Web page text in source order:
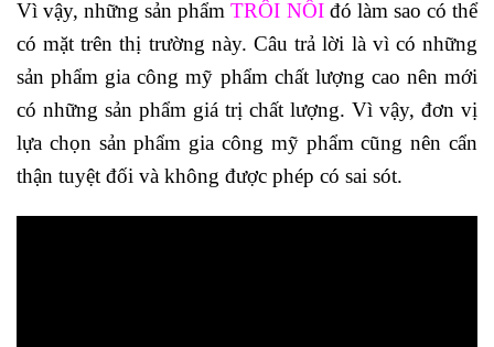
Vì vậy, những sản phẩmTRÔI NỔIđó làm sao có thể
có mặt trên thị trường này. Câu trả lời là vì có những
sản phẩm gia công mỹ phẩm chất lượng cao nên mới
có những sản phẩm giá trị chất lượng. Vì vậy, đơn vị
lựa chọn sản phẩm gia công mỹ phẩm cũng nên cẩn
thận tuyệt đối và không được phép có sai sót.